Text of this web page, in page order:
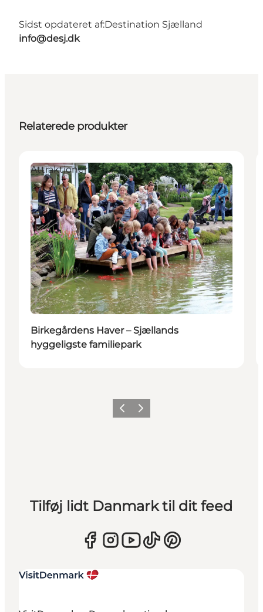
Sidst opdateret af:Destination Sjælland
info@desj.dk
Relaterede produkter
Attraktioner
Birkegårdens Haver – Sjællands
hyggeligste familiepark
ForrigeNæste
Tilføj lidt Danmark til dit feed